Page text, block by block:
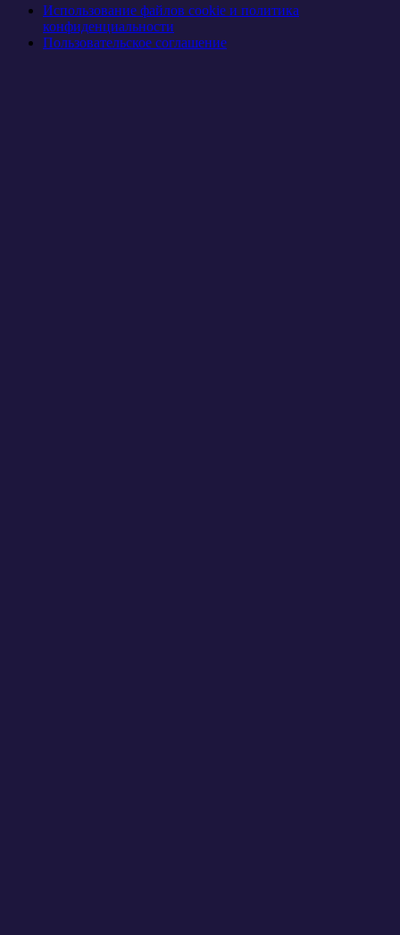
Использование файлов cookie и политика
конфиденциальности
Пользовательское соглашение